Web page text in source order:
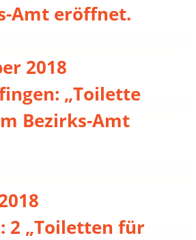
Amt eröffnet.
2018
„Toilette
Bezirks-Amt
2 „Toiletten für